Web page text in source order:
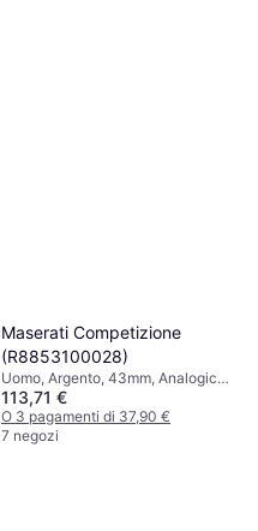
Maserati Competizione
(R8853100028)
Uomo, Argento, 43mm, Analogico,
Quarzo
113,71 €
O 3 pagamenti di 37,90 €
7 negozi